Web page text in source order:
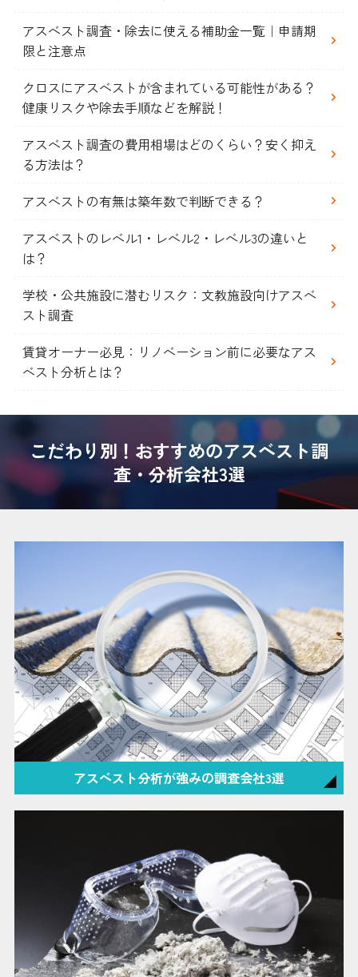
アスベスト調査・除去に使える補助金一覧｜申請期
限と注意点
クロスにアスベストが含まれている可能性がある？
健康リスクや除去手順などを解説！
アスベスト調査の費用相場はどのくらい？安く抑え
る方法は？
アスベストの有無は築年数で判断できる？
アスベストのレベル1・レベル2・レベル3の違いと
は？
学校・公共施設に潜むリスク：文教施設向けアスベ
スト調査
賃貸オーナー必見：リノベーション前に必要なアス
ベスト分析とは？
こだわり別！おすすめのアスベスト調
査・分析会社3選
アスベスト分析が強みの調査会社3選